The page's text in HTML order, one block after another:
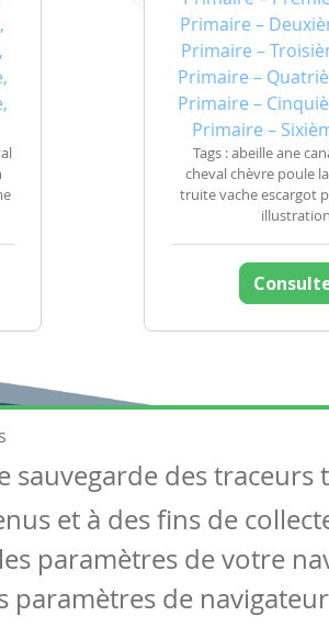
Primaire –
Primaire –
Primaire –
Primaire –
Primaire –
Tags : abeille ane
cheval chèvre poule
truite vache escargot
illustration
Articles
Tous les articles
Articles DYS
Circulaires
sauvegarde des
et à des fins de
paramètres de votre
paramètres de